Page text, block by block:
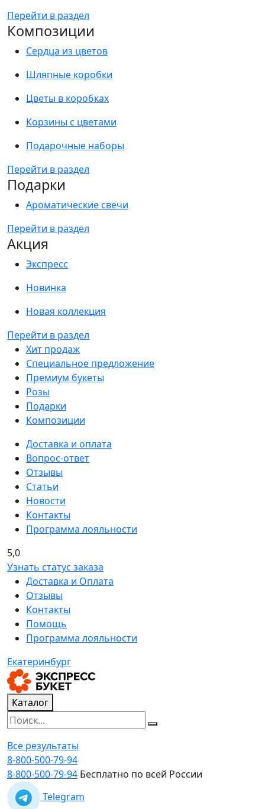
Перейти в раздел
Композиции
Сердца из цветов
Шляпные коробки
Цветы в коробках
Корзины с цветами
Подарочные наборы
Перейти в раздел
Подарки
Ароматические свечи
Перейти в раздел
Акция
Экспресс
Новинка
Новая коллекция
Перейти в раздел
Хит продаж
Специальное предложение
Премиум букеты
Розы
Подарки
Композиции
Доставка и оплата
Вопрос-ответ
Отзывы
Статьи
Новости
Контакты
Программа лояльности
5,0
Узнать статус заказа
Доставка и Оплата
Отзывы
Контакты
Помощь
Программа лояльности
Екатеринбург
Каталог
Все результаты
8-800-500-79-94
8-800-500-79-94 Бесплатно по всей России
Telegram